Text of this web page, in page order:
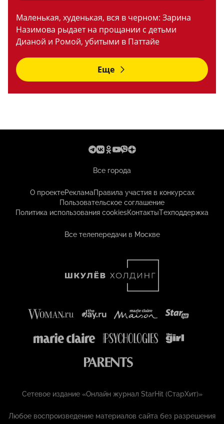
Маленькая, худенькая, вся в черном: Зарина
Назимова рыдает на прощании с детьми
Дианой и Ромой, убитыми в Паттайе
Еще
Все города
О проектеРекламаПравила участия в конкурсах
Пользовательское соглашение
Политика использования cookiesКонтактыТехподдержка
Все телепередачи в Москве
Сетевое издание «Онлайн журнал StarHit (СтарХит)»
Любое воспроизведение материалов сайта без разрешения